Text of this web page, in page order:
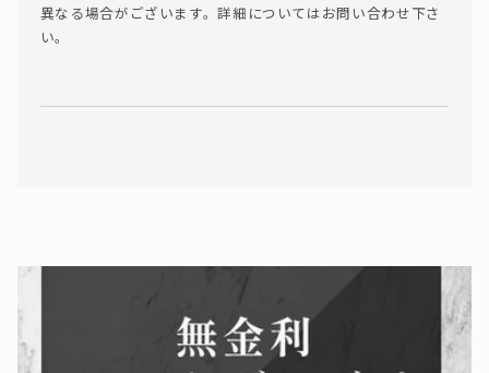
異なる場合がございます。詳細についてはお問い合わせ下さ
い。